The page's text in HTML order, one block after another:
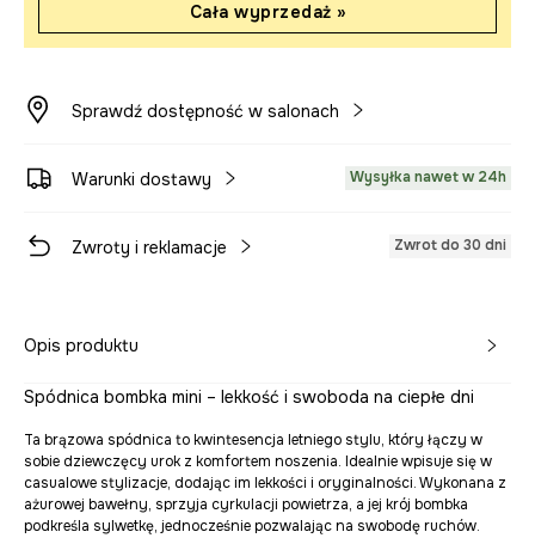
Cała wyprzedaż »
Sprawdź dostępność w salonach
Warunki dostawy Wysyłka nawet w 24h
Zwroty i reklamacje Zwrot do 30 dni
Opis produktu
Spódnica bombka mini – lekkość i swoboda na ciepłe dni
Ta brązowa spódnica to kwintesencja letniego stylu, który łączy w
sobie dziewczęcy urok z komfortem noszenia. Idealnie wpisuje się w
casualowe stylizacje, dodając im lekkości i oryginalności. Wykonana z
ażurowej bawełny, sprzyja cyrkulacji powietrza, a jej krój bombka
podkreśla sylwetkę, jednocześnie pozwalając na swobodę ruchów.